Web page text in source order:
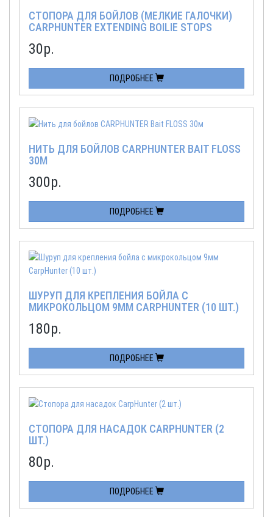
СТОПОРА ДЛЯ БОЙЛОВ (МЕЛКИЕ ГАЛОЧКИ)
CARPHUNTER EXTENDING BOILIE STOPS
30р.
ПОДРОБНЕЕ
НИТЬ ДЛЯ БОЙЛОВ CARPHUNTER BAIT FLOSS
30М
300р.
ПОДРОБНЕЕ
ШУРУП ДЛЯ КРЕПЛЕНИЯ БОЙЛА С
МИКРОКОЛЬЦОМ 9ММ CARPHUNTER (10 ШТ.)
180р.
ПОДРОБНЕЕ
СТОПОРА ДЛЯ НАСАДОК CARPHUNTER (2
ШТ.)
80р.
ПОДРОБНЕЕ